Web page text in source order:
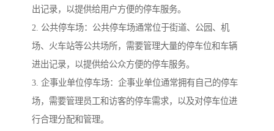
出记录，以提供给用户方便的停车服务。
2. 公共停车场：公共停车场通常位于街道、公园、机
场、火车站等公共场所，需要管理大量的停车位和车辆
进出记录，以提供给公众方便的停车服务。
3. 企事业单位停车场：企事业单位通常拥有自己的停车
场，需要管理员工和访客的停车需求，以及对停车位进
行合理分配和管理。